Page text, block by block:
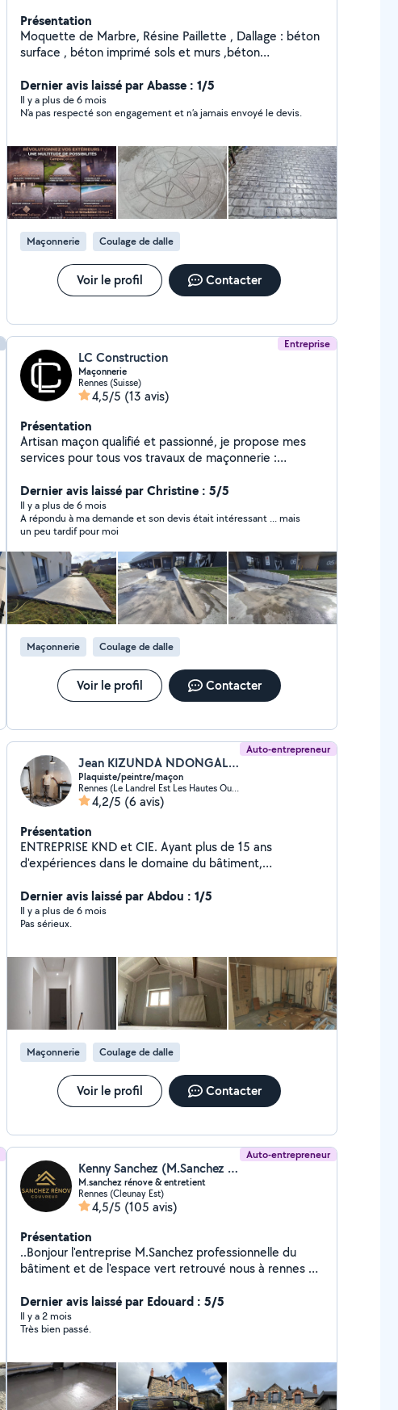
Présentation
Moquette de Marbre, Résine Paillette , Dallage : béton
surface , béton imprimé sols et murs ,béton
Dernier avis laissé par Abasse : 1/5
Il y a plus de 6 mois
N’a pas respecté son engagement et n’a jamais envoyé le devis.
Maçonnerie Coulage de dalle
Voir le profil Contacter
Entreprise
LC Construction
Maçonnerie
Rennes (Suisse)
4,5/5 (13 avis)
Présentation
Artisan maçon qualifié et passionné, je propose mes
services pour tous vos travaux de maçonnerie :
Terrasses en béton armé (finition lissée, balayée,
désactivée) Piscines en béton armé 100 % sur mesure
Démolition de dalles, murs, structures béton Accès
difficile ? J'assure la location de pompe à béton pour un
coulage propre et rapide. Travail soigné, propre,
matériaux de qualité Respect des délais, conseils
personnalisés Assurance décennale incluse Devis
gratuit Photos de chantiers sur demande Disponibilité
rapide N'hésitez pas à me contacter pour toute
question ou pour demander davantage de photos de
chantiers réalisés en privé. Chaque projet est réalisé
avec sérieux et amour du métier. Faites confiance à un
pro pour un résultat durable et esthétique.
Dernier avis laissé par Christine : 5/5
Il y a plus de 6 mois
A répondu à ma demande et son devis était intéressant ... mais
un peu tardif pour moi
Maçonnerie Coulage de dalle
Voir le profil Contacter
Auto-entrepreneur
Jean KIZUNDA NDONGALA (KND et Cie)
Plaquiste/peintre/maçon
Rennes (Le Landrel Est Les Hautes Ourmes)
4,2/5 (6 avis)
Présentation
ENTREPRISE KND et CIE. Ayant plus de 15 ans
d'expériences dans le domaine du bâtiment,
travaux neufs et rénovations Formation à l'AFPA de
RENNES. - Travaux de plâtrerie / peinture - coffrage -
Maçonnerie ( Numéro SIRET et Assurance Décennal )
Dernier avis laissé par Abdou : 1/5
Il y a plus de 6 mois
Pas sérieux.
Maçonnerie Coulage de dalle
Voir le profil Contacter
Auto-entrepreneur
Kenny Sanchez (M.Sanchez rénov)
M.sanchez rénove & entretient
Rennes (Cleunay Est)
4,5/5 (105 avis)
Présentation
..Bonjour l'entreprise M.Sanchez professionnelle du
bâtiment et de l'espace vert retrouvé nous à rennes en
Nous avons des équipes spécialisée dans le nettoyage
protection et colorisation de votre toiture * *Nous
proposons aussi dès ravalement de façade en peinture
peuvent aussi s'occuper de vos peintures intérieur
neuves ou rénovation* *Une de nos équipes est à votre
services pour d'éventuelle élagage,taille de haies ou
Dernier avis laissé par Edouard : 5/5
Il y a 2 mois
Très bien passé.